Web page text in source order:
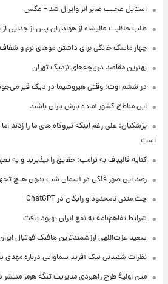
استایل عجیب صابر ابر وایرال شد + عکس
طلب حلالیت عالیشاه از هواداران پس از جدایی
چهار ماسک خانگی برای داشتن موهای نرم و شفاف
بهترین مقاصد دریاچه‌های نزدیک تهران
در ششم اوت؛ وقتی هیروشیما در دیگ قیر
این مناطق کشور آماده بارش باران باشند
پزشکیان: علی رغم اینکه نیروگاه های ما را زدند
است
کنایه قالیباف به ترامپ: حقایق را بپذیرید و به
رصد این صور فلکی در آسمان شب بدون هیچ
چت متنی نامحدود و رایگان در ChatGPT
شرایط تفاهم‌نامه به نفع ایران بهبود یافت
سعید عزت‌اللهی ارزشمندترین هافبک فوتبال
نظرات شنیدنی نیک آفرید سماواتی درباره مهدی
متن اولیۀ طرح راهبردی مدیریت تنگه هرمز